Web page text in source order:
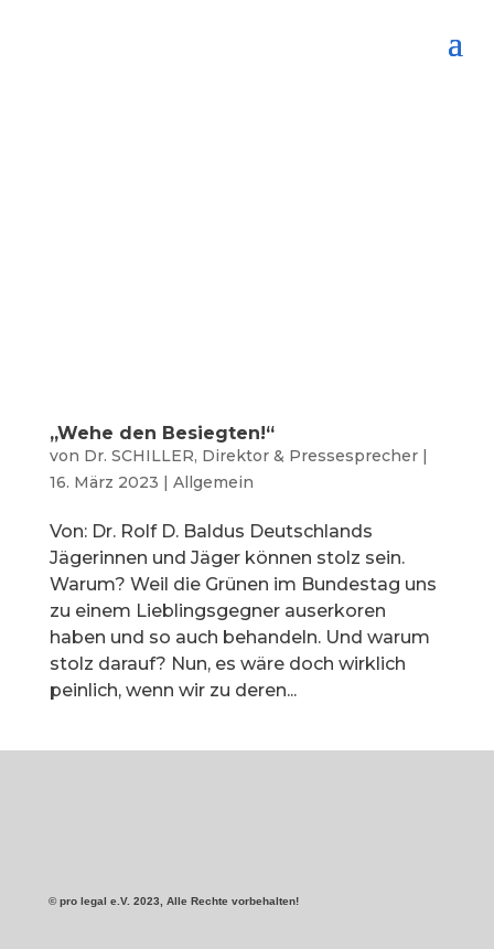
„Wehe den Besiegten!“
von Dr. SCHILLER, Direktor & Pressesprecher|
16. März 2023 | Allgemein
Von: Dr. Rolf D. Baldus Deutschlands
Jägerinnen und Jäger können stolz sein.
Warum? Weil die Grünen im Bundestag uns
zu einem Lieblingsgegner auserkoren
haben und so auch behandeln. Und warum
stolz darauf? Nun, es wäre doch wirklich
peinlich, wenn wir zu deren...
©pro legal e.V. 2023, Alle Rechte vorbehalten!